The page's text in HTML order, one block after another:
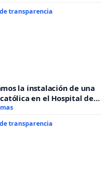
transparencia
la instalación de una
en el Hospital de
transparencia